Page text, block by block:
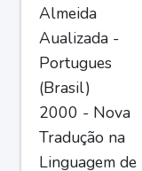
Almeida
Aualizada -
Portugues
(Brasil)
2000 - Nova
Tradução na
Linguagem de